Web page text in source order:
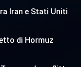
Iran e Stati Uniti
di Hormuz